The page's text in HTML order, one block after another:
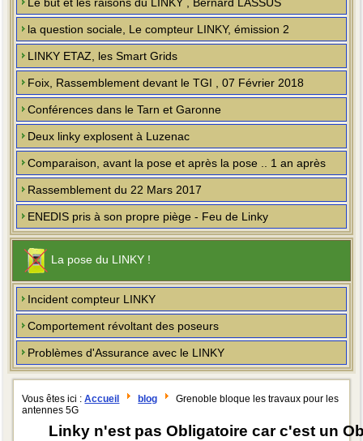
Le but et les raisons du LINKY , Bernard LASSUS
la question sociale, Le compteur LINKY, émission 2
LINKY ETAZ, les Smart Grids
Foix, Rassemblement devant le TGI , 07 Février 2018
Conférences dans le Tarn et Garonne
Deux linky explosent à Luzenac
Comparaison, avant la pose et après la pose .. 1 an après
Rassemblement du 22 Mars 2017
ENEDIS pris à son propre piège - Feu de Linky
La pose du LINKY !
Incident compteur LINKY
Comportement révoltant des poseurs
Problèmes d'Assurance avec le LINKY
Vous êtes ici :Accueil blog
Grenoble bloque les travaux pour les
antennes 5G
Linky n'est pas Obligatoire car c'est un